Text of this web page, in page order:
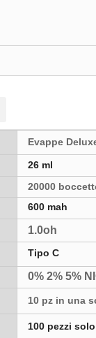
Evappe
26 ml
20000
600 mah
1.0oh
Tipo C
0% 2% 5%
10 pz in una
100 pezzi